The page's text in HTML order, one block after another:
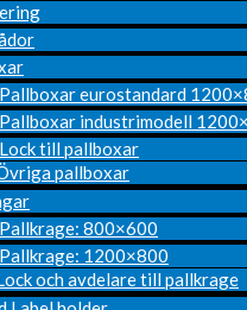
Pallboxar eurostandard
Pallboxar industrimodell
Lock till pallboxar
pallboxar
Pallkrage: 800×600
Pallkrage: 1200×800
och avdelare till pallkrage